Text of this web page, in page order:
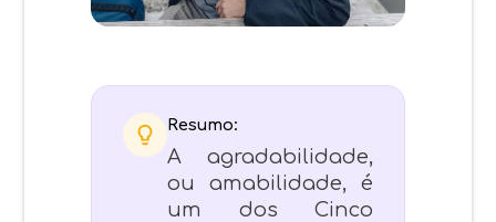
Resumo:
A agradabilidade,
ou amabilidade, é
um dos Cinco